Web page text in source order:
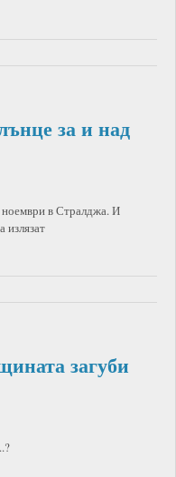
за и над
ноември в Стралджа. И
излязат
загуби